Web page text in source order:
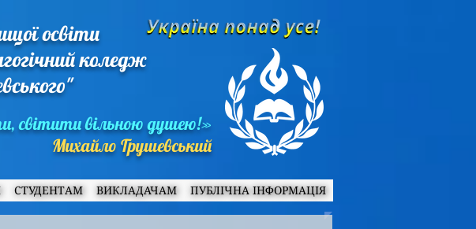
освіти
коледж
світити вільною душею!»
Михайло Грушевський
СТУДЕНТАМ ВИКЛАДАЧАМ ПУБЛІЧНА ІНФОРМАЦІЯ